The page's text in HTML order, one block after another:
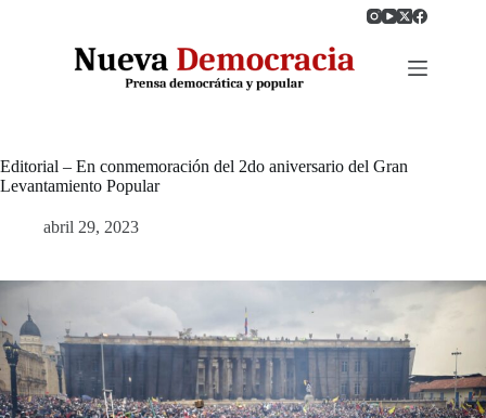
Editorial – En conmemoración del 2do aniversario del Gran
Levantamiento Popular
abril 29, 2023